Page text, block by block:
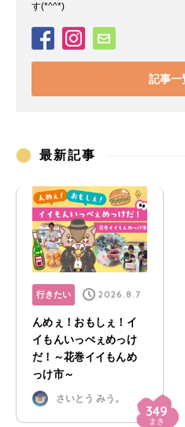
す(*^^*)
記事一
最新記事
349
まき
行きたい 2026.8.7
んめぇ！おもしぇ！イ
イもんいっぺぇめっけ
だ！～花巻イイもんめ
っけ市～
さいとう みう。